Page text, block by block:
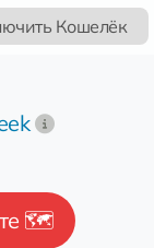
Кошелёк
🗺️